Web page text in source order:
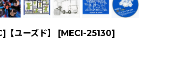
ユーズド】 [MECI-25130]